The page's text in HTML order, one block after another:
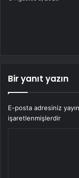
Bir yanıt yazın
E-posta adresiniz
işaretlenmişlerdir